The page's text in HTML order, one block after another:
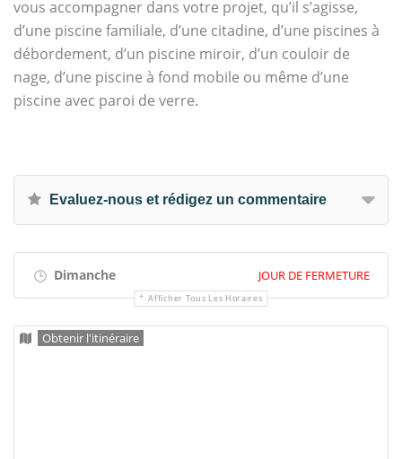
vous accompagner dans votre projet, qu’il s’agisse,
d’une piscine familiale, d’une citadine, d’une piscines à
débordement, d’un piscine miroir, d’un couloir de
nage, d’une piscine à fond mobile ou même d’une
piscine avec paroi de verre.
Evaluez-nous et rédigez un commentaire
Dimanche JOUR DE FERMETURE
Afficher Tous Les Horaires
Obtenir l'itinéraire